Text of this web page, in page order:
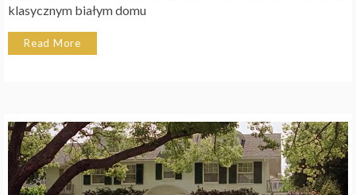
klasycznym białym domu
Read More